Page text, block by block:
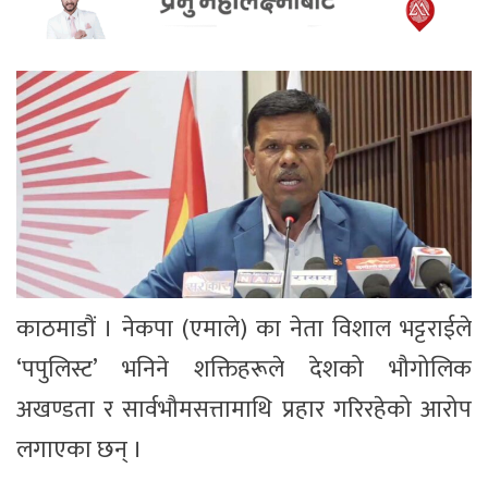
काठमाडौं । नेकपा (एमाले) का नेता विशाल भट्टराईले
‘पपुलिस्ट’ भनिने शक्तिहरूले देशको भौगोलिक
अखण्डता र सार्वभौमसत्तामाथि प्रहार गरिरहेको आरोप
लगाएका छन् ।